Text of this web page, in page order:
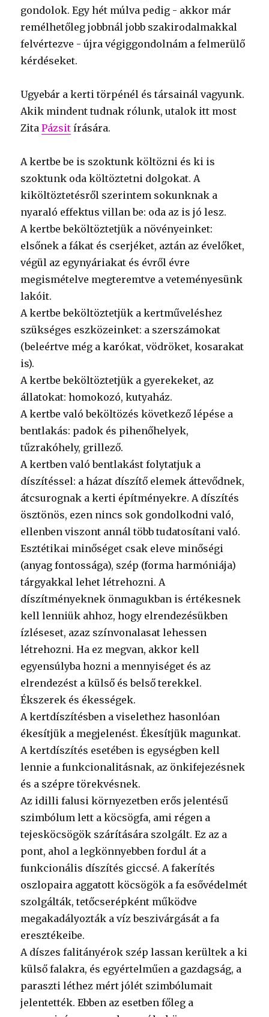
gondolok. Egy hét múlva pedig - akkor már
remélhetőleg jobbnál jobb szakirodalmakkal
felvértezve - újra végiggondolnám a felmerülő
kérdéseket.
Ugyebár a kerti törpénél és társainál vagyunk.
Akik mindent tudnak rólunk, utalok itt most
ZitaPázsit írására.
A kertbe be is szoktunk költözni és ki is
szoktunk oda költöztetni dolgokat. A
kiköltöztetésről szerintem sokunknak a
nyaraló effektus villan be: oda az is jó lesz.
A kertbe beköltöztetjük a növényeinket:
elsőnek a fákat és cserjéket, aztán az évelőket,
végül az egynyáriakat és évről évre
megismételve megteremtve a veteményesünk
lakóit.
A kertbe beköltöztetjük a kertműveléshez
szükséges eszközeinket: a szerszámokat
(beleértve még a karókat, vödröket, kosarakat
is).
A kertbe beköltöztetjük a gyerekeket, az
állatokat: homokozó, kutyaház.
A kertbe való beköltözés következő lépése a
bentlakás: padok és pihenőhelyek,
tűzrakóhely, grillező.
A kertben való bentlakást folytatjuk a
díszítéssel: a házat díszítő elemek áttevődnek,
átcsurognak a kerti építményekre. A díszítés
ösztönös, ezen nincs sok gondolkodni való,
ellenben viszont annál több tudatosítani való.
Esztétikai minőséget csak eleve minőségi
(anyag fontossága), szép (forma harmóniája)
tárgyakkal lehet létrehozni. A
díszítményeknek önmagukban is értékesnek
kell lenniük ahhoz, hogy elrendezésükben
ízléseset, azaz színvonalasat lehessen
létrehozni. Ha ez megvan, akkor kell
egyensúlyba hozni a mennyiséget és az
elrendezést a külső és belső terekkel.
Ékszerek és ékességek.
A kertdíszítésben a viselethez hasonlóan
ékesítjük a megjelenést. Ékesítjük magunkat.
A kertdíszítés esetében is egységben kell
lennie a funkcionalitásnak, az önkifejezésnek
és a szépre törekvésnek.
Az idilli falusi környezetben erős jelentésű
szimbólum lett a köcsögfa, ami régen a
tejesköcsögök szárítására szolgált. Ez az a
pont, ahol a legkönnyebben fordul át a
funkcionális díszítés giccsé. A fakerítés
oszlopaira aggatott köcsögök a fa esővédelmét
szolgálták, tetőcserépként működve
megakadályozták a víz beszivárgását a fa
eresztékeibe.
A díszes falitányérok szép lassan kerültek a ki
külső falakra, és egyértelműen a gazdagság, a
paraszti léthez mért jólét szimbólumait
jelentették. Ebben az esetben főleg a